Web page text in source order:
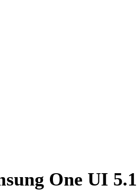
One UI